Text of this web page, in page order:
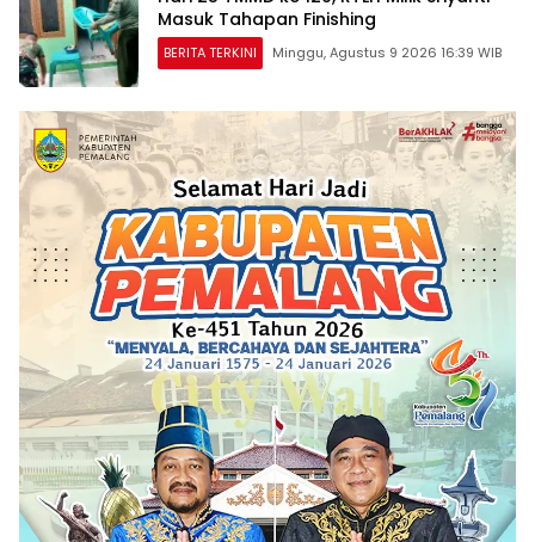
Masuk Tahapan Finishing
BERITA TERKINI Minggu, Agustus 9 2026 16:39 WIB